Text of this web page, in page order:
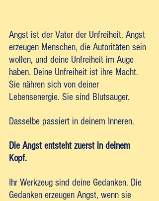
Angst ist der Vater der Unfreiheit. Angst
erzeugen Menschen, die Autoritäten sein
wollen, und deine Unfreiheit im Auge
haben. Deine Unfreiheit ist ihre Macht.
Sie nähren sich von deiner
Lebensenergie. Sie sind Blutsauger.
Dasselbe passiert in deinem Inneren.
Die Angst entsteht zuerst in deinem
Kopf.
Ihr Werkzeug sind deine Gedanken. Die
Gedanken erzeugen Angst, wenn sie